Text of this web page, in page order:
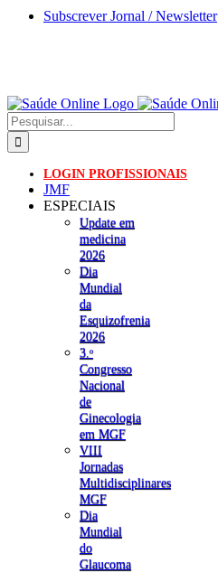
Skip
Subscrever Jornal / Newsletter
Pesquisar
LOGIN PROFISSIONAIS
JMF
ESPECIAIS
Update em
medicina
2026
Dia
Mundial
da
Esquizofrenia
2026
3.ᵒ
Congresso
Nacional
de
Ginecologia
em MGF
VIII
Jornadas
Multidisciplinares
MGF
Dia
Mundial
do
Glaucoma